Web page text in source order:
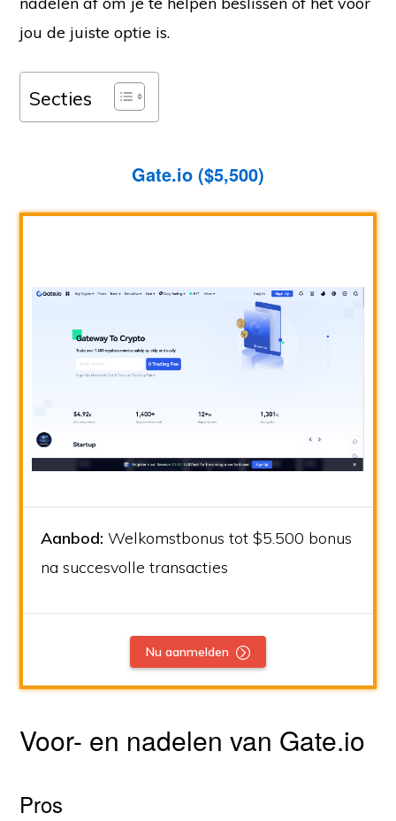
jou de juiste optie is.
Secties
Gate.io ($5,500)
Aanbod:Welkomstbonus tot $5.500 bonus
na succesvolle transacties
Nu aanmelden
Voor- en nadelen van Gate.io
Pros